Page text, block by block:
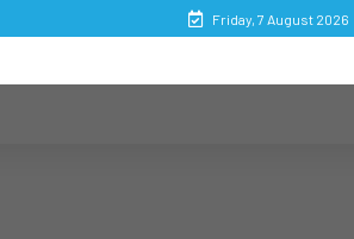
Friday, 7 August 2026